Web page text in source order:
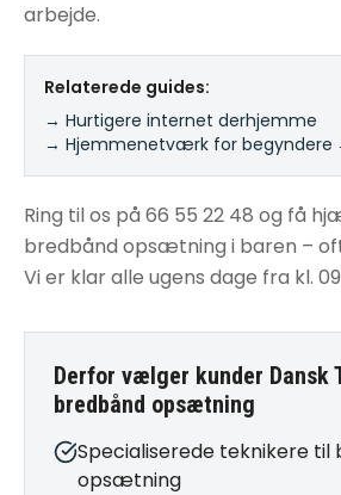
arbejde.
Relaterede guides:
→ Hurtigere internet derhjemme
→ Hjemmenetværk for begyndere
Ring til os på 66 55 22 48 og få
bredbånd opsætning i baren –
Vi er klar alle ugens dage fra kl.
Derfor vælger kunder Dansk
bredbånd opsætning
Specialiserede teknikere til
opsætning